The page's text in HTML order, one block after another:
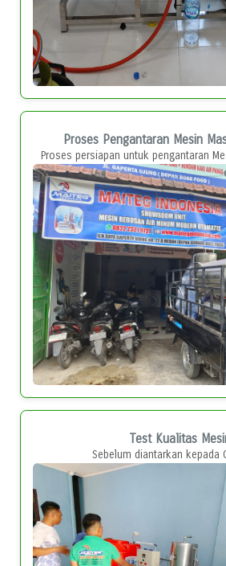
Proses Pengantaran Mesin
Proses persiapan untuk pengantaran
Test Kualitas
Sebelum diantarkan kepada